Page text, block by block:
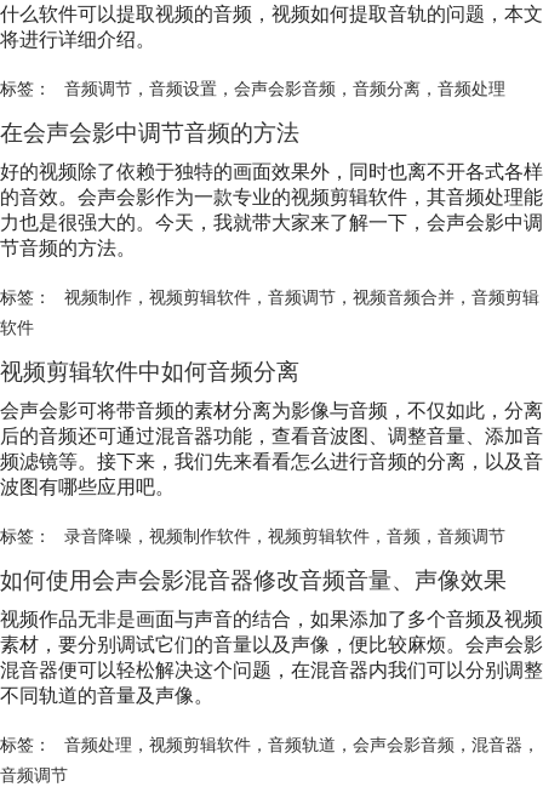
什么软件可以提取视频的音频，视频如何提取音轨的问题，本文
将进行详细介绍。
标签： 音频调节， 音频设置， 会声会影音频， 音频分离， 音频处理
在会声会影中调节音频的方法
好的视频除了依赖于独特的画面效果外，同时也离不开各式各样
的音效。会声会影作为一款专业的视频剪辑软件，其音频处理能
力也是很强大的。今天，我就带大家来了解一下，会声会影中调
节音频的方法。
标签： 视频制作， 视频剪辑软件， 音频调节， 视频音频合并， 音频剪辑
软件
视频剪辑软件中如何音频分离
会声会影可将带音频的素材分离为影像与音频，不仅如此，分离
后的音频还可通过混音器功能，查看音波图、调整音量、添加音
频滤镜等。接下来，我们先来看看怎么进行音频的分离，以及音
波图有哪些应用吧。
标签： 录音降噪 ， 视频制作软件， 视频剪辑软件， 音频， 音频调节
如何使用会声会影混音器修改音频音量、声像效果
视频作品无非是画面与声音的结合，如果添加了多个音频及视频
素材，要分别调试它们的音量以及声像，便比较麻烦。会声会影
混音器便可以轻松解决这个问题，在混音器内我们可以分别调整
不同轨道的音量及声像。
标签： 音频处理 ， 视频剪辑软件， 音频轨道 ， 会声会影音频， 混音器 ，
音频调节